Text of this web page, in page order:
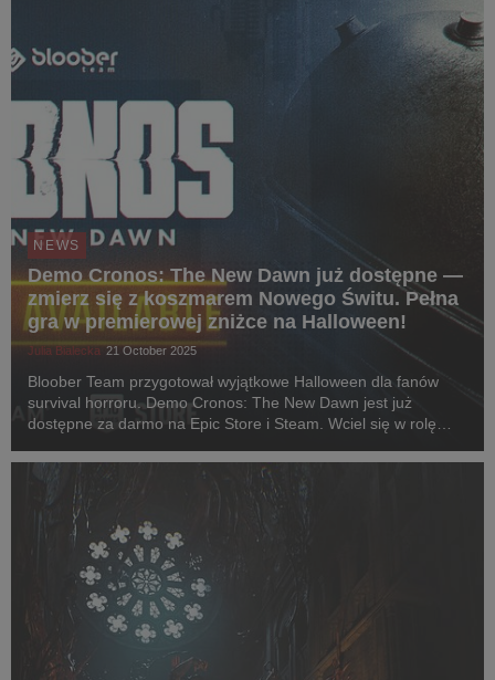
NEWS
Demo Cronos: The New Dawn już dostępne —
zmierz się z koszmarem Nowego Świtu. Pełna
gra w premierowej zniżce na Halloween!
Julia Bialecka 21 October 2025
Bloober Team przygotował wyjątkowe Halloween dla fanów
survival horroru. Demo Cronos: The New Dawn jest już
dostępne za darmo na Epic Store i Steam. Wciel się w rolę
apokalipsy, który od premiery wciąga i fascynuje g...